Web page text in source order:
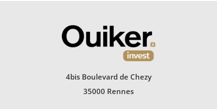
4bis Boulevard de Chezy
35000 Rennes